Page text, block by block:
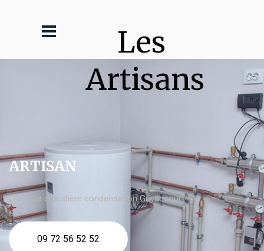
Les
Artisans
ARTISAN
Contrôle chaudière condensation Guyancourt
09 72 56 52 52